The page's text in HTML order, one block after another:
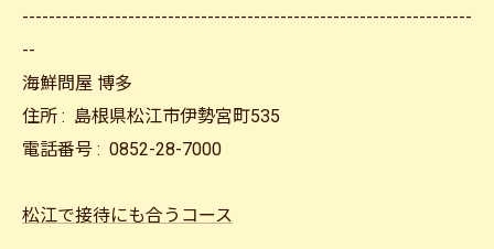
--------------------------------------------------------------------
--
海鮮問屋 博多
住所 : 島根県松江市伊勢宮町535
電話番号 : 0852-28-7000
松江で接待にも合うコース